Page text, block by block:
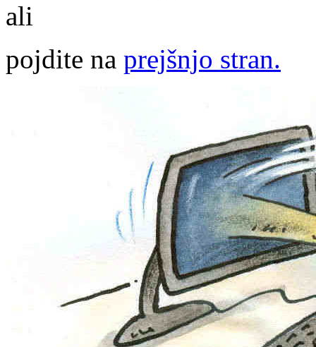
ali
pojdite na prejšnjo stran.